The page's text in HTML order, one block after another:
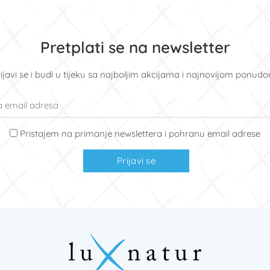
Pretplati se na newsletter
se i budi u tijeku sa najboljim akcijama i najnovijom
Pristajem na primanje newslettera i pohranu email adrese
Prijavi se